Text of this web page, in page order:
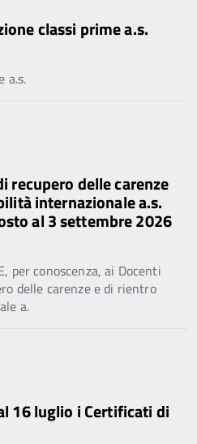
classi prime a.s.
a.s.
recupero delle carenze
internazionale a.s.
al 3 settembre 2026
per conoscenza, ai Docenti
delle carenze e di rientro
a.
16 luglio i Certificati di